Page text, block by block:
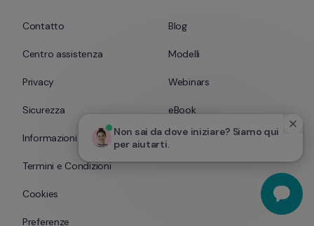
Non sai da dove iniziare? Siamo qui
per aiutarti.
Contatto
Centro assistenza
Privacy
Sicurezza
Informazioni legali
Termini e Condizioni
Cookies
Preferenze
Blog
Modelli
Webinars
eBook